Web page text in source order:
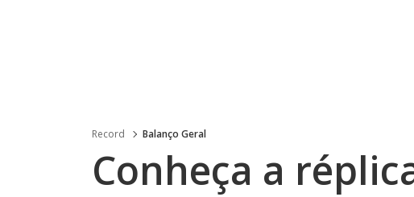
Record Balanço Geral
Conheça a